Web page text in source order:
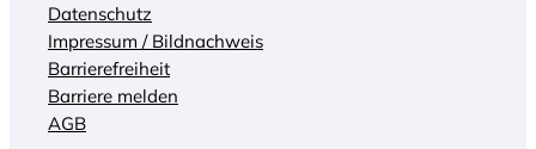
Datenschutz
Impressum / Bildnachweis
Barrierefreiheit
Barriere melden
AGB